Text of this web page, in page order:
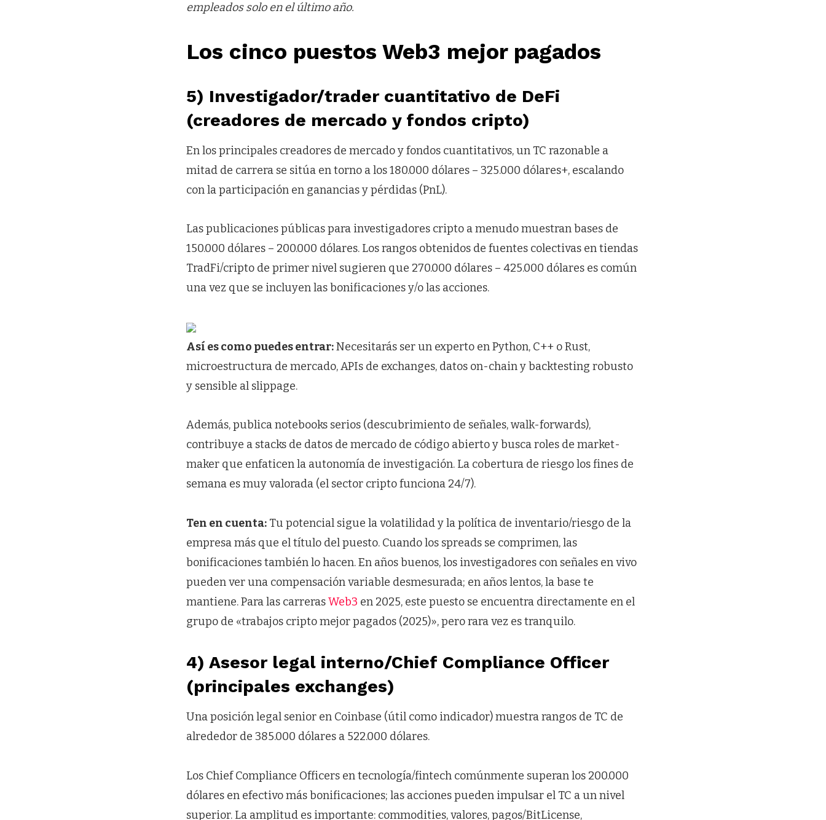
empleados solo en el último año.
Los cinco puestos Web3 mejor pagados
5) Investigador/trader cuantitativo de DeFi
(creadores de mercado y fondos cripto)
En los principales creadores de mercado y fondos cuantitativos, un TC razonable a
mitad de carrera se sitúa en torno a los 180.000 dólares – 325.000 dólares+, escalando
con la participación en ganancias y pérdidas (PnL).
Las publicaciones públicas para investigadores cripto a menudo muestran bases de
150.000 dólares – 200.000 dólares. Los rangos obtenidos de fuentes colectivas en tiendas
TradFi/cripto de primer nivel sugieren que 270.000 dólares – 425.000 dólares es común
una vez que se incluyen las bonificaciones y/o las acciones.
Así es como puedes entrar:Necesitarás ser un experto en Python, C++ o Rust,
microestructura de mercado, APIs de exchanges, datos on-chain y backtesting robusto
y sensible al slippage.
Además, publica notebooks serios (descubrimiento de señales, walk-forwards),
contribuye a stacks de datos de mercado de código abierto y busca roles de market-
maker que enfaticen la autonomía de investigación. La cobertura de riesgo los fines de
semana es muy valorada (el sector cripto funciona 24/7).
Ten en cuenta: Tu potencial sigue la volatilidad y la política de inventario/riesgo de la
empresa más que el título del puesto. Cuando los spreads se comprimen, las
bonificaciones también lo hacen. En años buenos, los investigadores con señales en vivo
pueden ver una compensación variable desmesurada; en años lentos, la base te
mantiene. Para las carrerasWeb3 en 2025, este puesto se encuentra directamente en el
grupo de «trabajos cripto mejor pagados (2025)», pero rara vez es tranquilo.
4) Asesor legal interno/Chief Compliance Officer
(principales exchanges)
Una posición legal senior en Coinbase (útil como indicador) muestra rangos de TC de
alrededor de 385.000 dólares a 522.000 dólares.
Los Chief Compliance Officers en tecnología/fintech comúnmente superan los 200.000
dólares en efectivo más bonificaciones; las acciones pueden impulsar el TC a un nivel
superior. La amplitud es importante: commodities, valores, pagos/BitLicense,